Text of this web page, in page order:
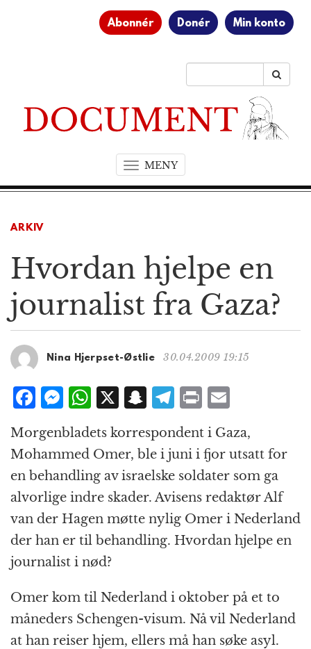
Abonnér Donér Min konto
MENYT
o
a
i
n
ARKIV
Hvordan hjelpe en
journalist fra Gaza?
Nina Hjerpset-Østlie 30.04.2009 19:15
F
c
e
b
o
o
k
M
e
ss
e
n
g
e
r
W
at
s
A
p
p
X S
a
p
c
h
at
T
el
e
g
r
a
m
P
ri
n
t
ai
l
Morgenbladets korrespondent i Gaza,
Mohammed Omer, ble i juni i fjor utsatt for
en behandling av israelske soldater som ga
alvorlige indre skader. Avisens redaktør Alf
van der Hagen møtte nylig Omer i Nederland
der han er til behandling. Hvordan hjelpe en
journalist i nød?
Omer kom til Nederland i oktober på et to
måneders Schengen-visum. Nå vil Nederland
at han reiser hjem, ellers må han søke asyl.